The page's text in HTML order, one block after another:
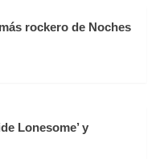
rockero de Noches
Lonesome’ y